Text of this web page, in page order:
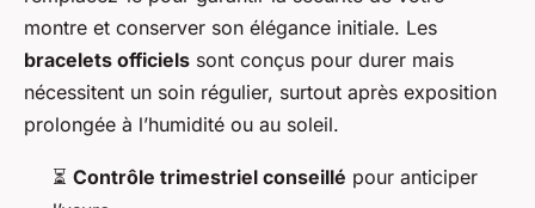
montre et conserver son élégance initiale. Les
bracelets officiels sont conçus pour durer mais
nécessitent un soin régulier, surtout après exposition
prolongée à l’humidité ou au soleil.
⏳ Contrôle trimestriel conseillé pour anticiper